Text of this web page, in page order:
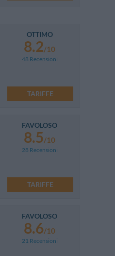
OTTIMO
8.2/10
48 Recensioni
TARIFFE
FAVOLOSO
8.5/10
28 Recensioni
TARIFFE
FAVOLOSO
8.6/10
21 Recensioni